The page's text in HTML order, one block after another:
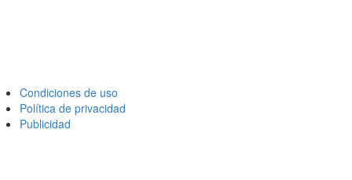
Condiciones de uso
Política de privacidad
Publicidad